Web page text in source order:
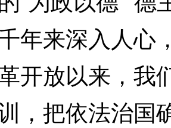
年来深入人心
开放以来，我
，把依法治国